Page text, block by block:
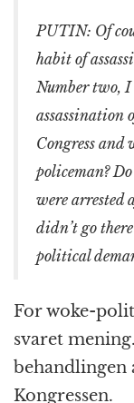
PUTIN: Of
habit of
Number two,
assassination
Congress and
policeman?
were arrested
didn’t go
political
For woke-
svaret
behandlingen
Kongressen.